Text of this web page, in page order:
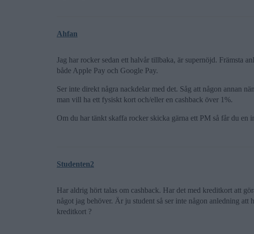
Ahfan
Jag har rocker sedan ett halvår tillbaka, är supernöjd. Främsta
både Apple Pay och Google Pay.
Ser inte direkt några nackdelar med det. Såg att någon annan
man vill ha ett fysiskt kort och/eller en cashback över 1%.
Om du har tänkt skaffa rocker skicka gärna ett PM så får du en
Studenten2
Har aldrig hört talas om cashback. Har det med kreditkort att
något jag behöver. Är ju student så ser inte någon anledning att
kreditkort ?